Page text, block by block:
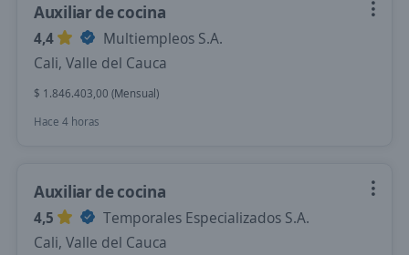
Auxiliar de cocina
4,4
Multiempleos S.A.
Cali, Valle del Cauca
$ 1.846.403,00 (Mensual)
Hace 4 horas
Auxiliar de cocina
4,5
Temporales Especializados S.A.
Cali, Valle del Cauca